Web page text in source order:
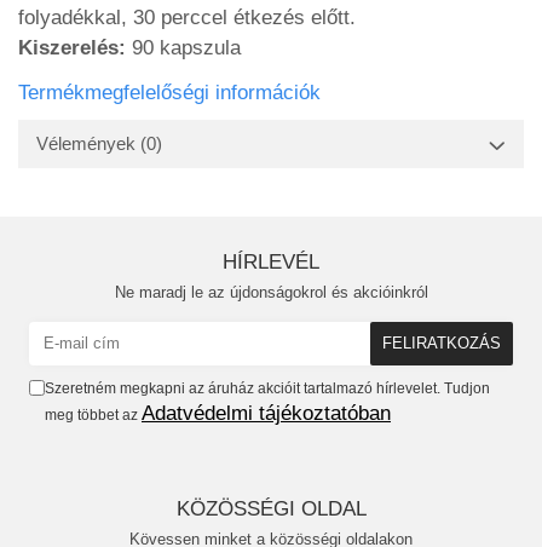
folyadékkal, 30 perccel étkezés előtt.
Kiszerelés: 90 kapszula
Termékmegfelelőségi információk
Vélemények (0)
HÍRLEVÉL
Ne maradj le az újdonságokrol és akcióinkról
Szeretném megkapni az áruház akcióit tartalmazó hírlevelet. Tudjon
meg többet az Adatvédelmi tájékoztatóban
KÖZÖSSÉGI OLDAL
Kövessen minket a közösségi oldalakon